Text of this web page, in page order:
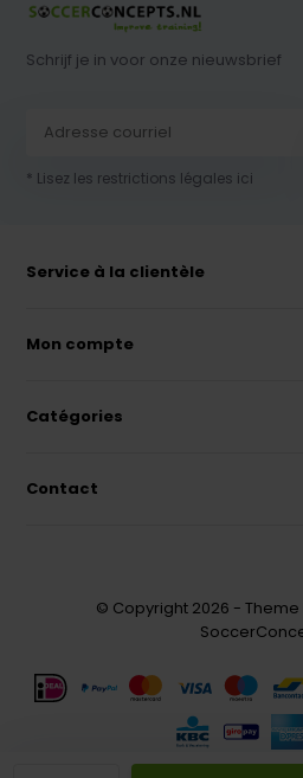
Schrijf je in voor onze nieuwsbrief
* Lisez les restrictions légales ici
Service à la clientèle
Mon compte
Catégories
Contact
© Copyright 2026 - Theme